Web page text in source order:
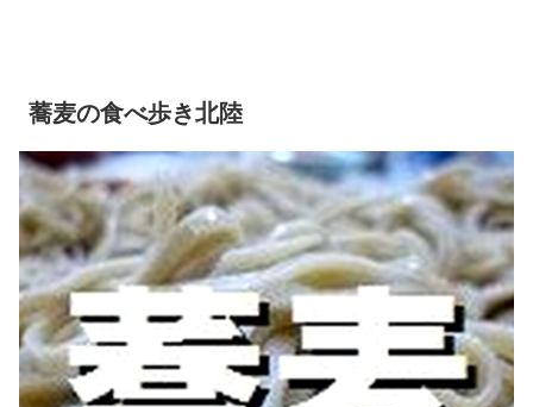
蕎麦の食べ歩き北陸